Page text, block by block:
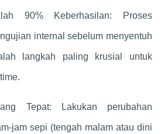
90% Keberhasilan: Proses
internal sebelum menyentuh
langkah paling krusial untuk
Tepat: Lakukan perubahan
jam sepi (tengah malam atau dini